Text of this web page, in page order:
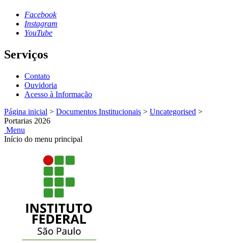
Facebook
Instagram
YouTube
Serviços
Contato
Ouvidoria
Acesso à Informação
Página inicial > Documentos Institucionais > Uncategorised >
Portarias 2026
Menu
Início do menu principal